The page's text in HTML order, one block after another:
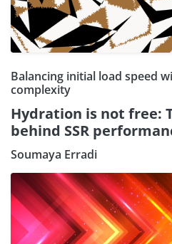
Balancing initial load speed
complexity
Hydration is not free:
behind SSR
Soumaya Erradi